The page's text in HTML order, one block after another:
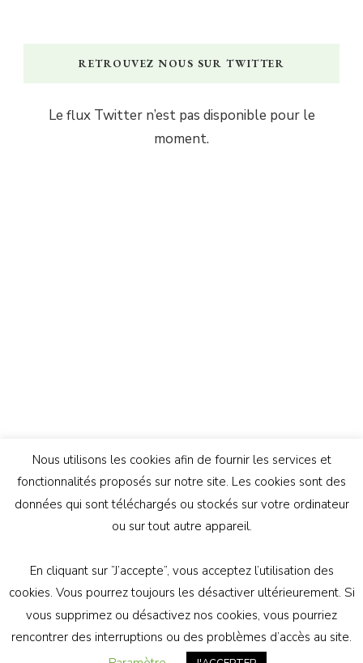
RETROUVEZ NOUS SUR TWITTER
Le flux Twitter n’est pas disponible pour le
moment.
© Copyright 2026 Génération Athée
. Tous droits
Vilva | Développé par
Propulsé par
politique de confidentialité
Nous utilisons les cookies afin de fournir les services et
fonctionnalités proposés sur notre site. Les cookies sont des
données qui sont téléchargés ou stockés sur votre ordinateur
ou sur tout autre appareil.
En cliquant sur ”J’accepte”, vous acceptez l’utilisation des
cookies. Vous pourrez toujours les désactiver ultérieurement. Si
vous supprimez ou désactivez nos cookies, vous pourriez
rencontrer des interruptions ou des problèmes d’accès au site.